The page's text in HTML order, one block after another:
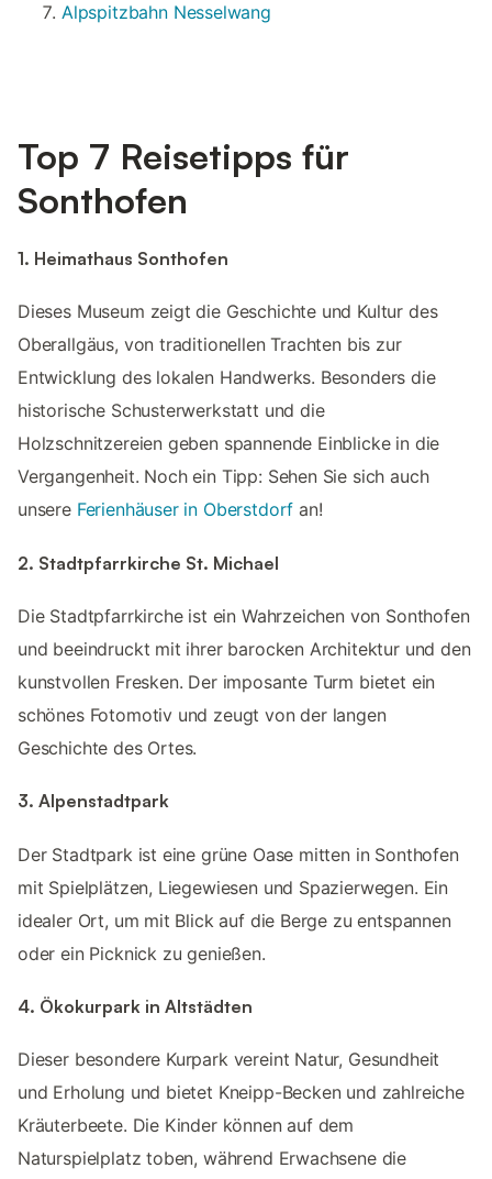
Alpspitzbahn Nesselwang
Top 7 Reisetipps für
Sonthofen
1. Heimathaus Sonthofen
Dieses Museum zeigt die Geschichte und Kultur des
Oberallgäus, von traditionellen Trachten bis zur
Entwicklung des lokalen Handwerks. Besonders die
historische Schusterwerkstatt und die
Holzschnitzereien geben spannende Einblicke in die
Vergangenheit. Noch ein Tipp: Sehen Sie sich auch
unsere Ferienhäuser in Oberstdorf an!
2. Stadtpfarrkirche St. Michael
Die Stadtpfarrkirche ist ein Wahrzeichen von Sonthofen
und beeindruckt mit ihrer barocken Architektur und den
kunstvollen Fresken. Der imposante Turm bietet ein
schönes Fotomotiv und zeugt von der langen
Geschichte des Ortes.
3. Alpenstadtpark
Der Stadtpark ist eine grüne Oase mitten in Sonthofen
mit Spielplätzen, Liegewiesen und Spazierwegen. Ein
idealer Ort, um mit Blick auf die Berge zu entspannen
oder ein Picknick zu genießen.
4. Ökokurpark in Altstädten
Dieser besondere Kurpark vereint Natur, Gesundheit
und Erholung und bietet Kneipp-Becken und zahlreiche
Kräuterbeete. Die Kinder können auf dem
Naturspielplatz toben, während Erwachsene die